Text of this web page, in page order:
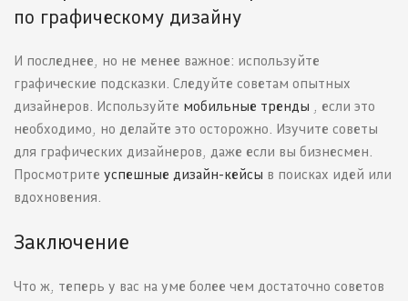
по графическому дизайну
И последнее, но не менее важное: используйте
графические подсказки. Следуйте советам опытных
дизайнеров. Используйте мобильные тренды , если это
необходимо, но делайте это осторожно. Изучите советы
для графических дизайнеров, даже если вы бизнесмен.
Просмотрите успешные дизайн-кейсы в поисках идей или
вдохновения.
Заключение
Что ж, теперь у вас на уме более чем достаточно советов